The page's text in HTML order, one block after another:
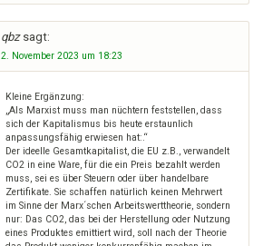
qbz sagt:
2. November 2023 um 18:23
Kleine Ergänzung:
„Als Marxist muss man nüchtern feststellen, dass
sich der Kapitalismus bis heute erstaunlich
anpassungsfähig erwiesen hat:.“
Der ideelle Gesamtkapitalist, die EU z.B., verwandelt
CO2 in eine Ware, für die ein Preis bezahlt werden
muss, sei es über Steuern oder über handelbare
Zertifikate. Sie schaffen natürlich keinen Mehrwert
im Sinne der Marx´schen Arbeitswerttheorie, sondern
nur: Das CO2, das bei der Herstellung oder Nutzung
eines Produktes emittiert wird, soll nach der Theorie